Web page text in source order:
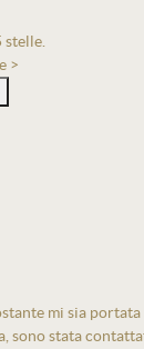
stelle.
>
mi sia
sono stata